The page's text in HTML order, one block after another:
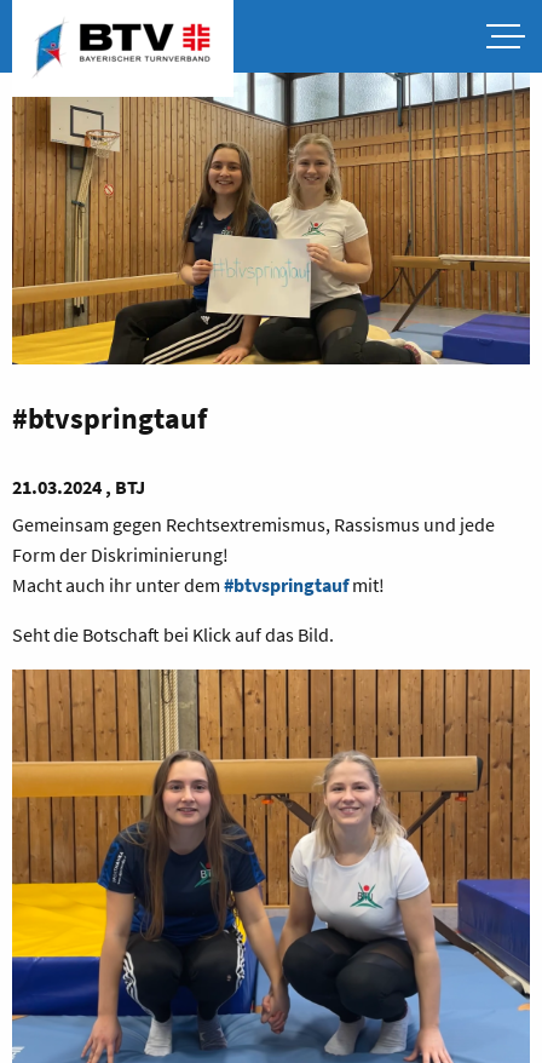
#btvspringtauf
21.03.2024 , BTJ
Gemeinsam gegen Rechtsextremismus, Rassismus und jede
Form der Diskriminierung!
Macht auch ihr unter dem #btvspringtaufmit!
Seht die Botschaft bei Klick auf das Bild.